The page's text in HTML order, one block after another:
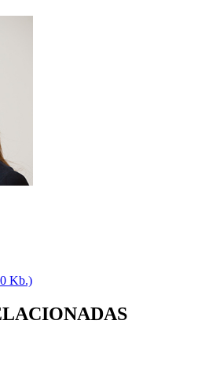
Kb.)